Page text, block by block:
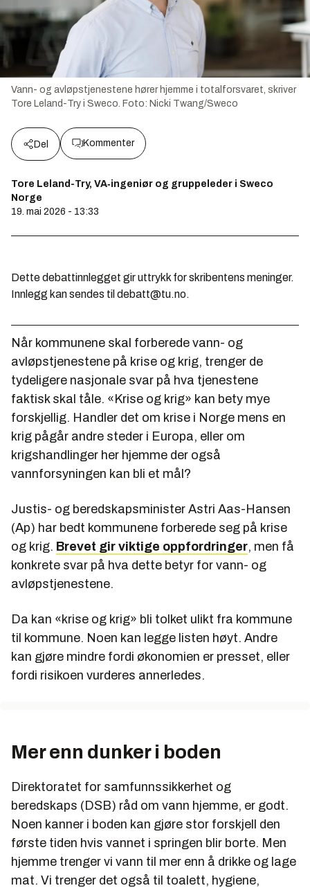
Vann- og avløpstjenestene hører hjemme i totalforsvaret, skriver
Tore Leland-Try i Sweco. Foto: Nicki Twang/Sweco
Del Kommenter
Tore Leland-Try, VA‑ingeniør og gruppeleder i Sweco
Norge
19. mai 2026 - 13:33
Dette debattinnlegget gir uttrykk for skribentens meninger.
Innlegg kan sendes til debatt@tu.no.
Når kommunene skal forberede vann- og
avløpstjenestene på krise og krig, trenger de
tydeligere nasjonale svar på hva tjenestene
faktisk skal tåle. «Krise og krig» kan bety mye
forskjellig. Handler det om krise i Norge mens en
krig pågår andre steder i Europa, eller om
krigshandlinger her hjemme der også
vannforsyningen kan bli et mål?
Justis- og beredskapsminister Astri Aas-Hansen
(Ap) har bedt kommunene forberede seg på krise
og krig. Brevet gir viktige oppfordringer, men få
konkrete svar på hva dette betyr for vann- og
avløpstjenestene.
Da kan «krise og krig» bli tolket ulikt fra kommune
til kommune. Noen kan legge listen høyt. Andre
kan gjøre mindre fordi økonomien er presset, eller
fordi risikoen vurderes annerledes.
Mer enn dunker i boden
Direktoratet for samfunnssikkerhet og
beredskaps (DSB) råd om vann hjemme, er godt.
Noen kanner i boden kan gjøre stor forskjell den
første tiden hvis vannet i springen blir borte. Men
hjemme trenger vi vann til mer enn å drikke og lage
mat. Vi trenger det også til toalett, hygiene,